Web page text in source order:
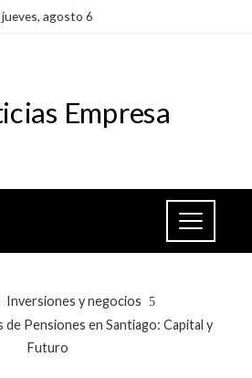
jueves, agosto 6
Inversiones y negocios
de Pensiones en Santiago: Capital y
Futuro